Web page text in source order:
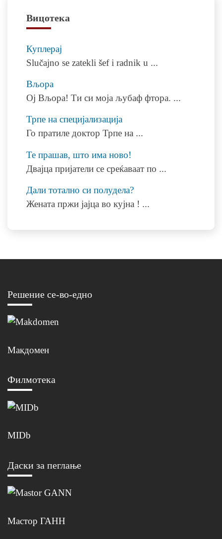
Вицотека
Куплерај
Slučajno se zatekli šef i radnik u ...
Вљора
Oј Вљора! Ти си моја љубаф фтора. ...
Трпе на специјализација
Го пратиле доктор Трпе на ...
Те прашав, што има ново!
Двајца пријатели се среќаваат по ...
Дали тотално си полудела?
Жената пржи јајца во кујна ! ...
Решение се-во-едно
Макдомен
Филмотека
MIDb
Даски за пеглање
Мастор ГАНН